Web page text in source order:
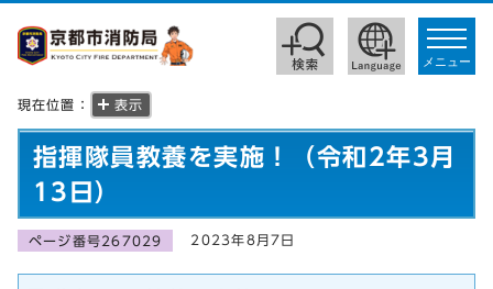
toggle
メニュー
現在位置： 表示
指揮隊員教養を実施！（令和2年3月
13日）
ページ番号267029 2023年8月7日